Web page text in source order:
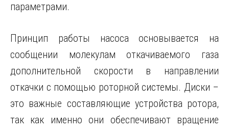
параметрами.
Принцип работы насоса основывается на
сообщении молекулам откачиваемого газа
дополнительной скорости в направлении
откачки с помощью роторной системы. Диски –
это важные составляющие устройства ротора,
так как именно они обеспечивают вращение